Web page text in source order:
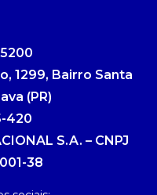
1299, Bairro Santa
(PR)
420
S.A. – CNPJ
38